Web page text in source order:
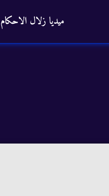
ميديا زلال الاحكام